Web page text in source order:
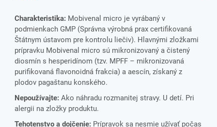
Charakteristika: Mobivenal micro je vyrábaný v
podmienkach GMP (Správna výrobná prax certifikovaná
Štátnym ústavom pre kontrolu liečiv). Hlavnými zložkami
prípravku Mobivenal micro sú mikronizovaný a čistený
diosmín s hesperidínom (tzv. MPFF – mikronizovaná
purifikovaná flavonoidná frakcia) a aescín, získaný z
plodov pagaštanu konského.
Nepoužívajte: Ako náhradu rozmanitej stravy. U detí. Pri
alergii na zložky produktu.
Tehotenstvo a dojčenie: Prípravok sa nesmie užívať počas